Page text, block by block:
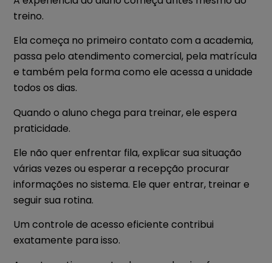
treino.
Ela começa no primeiro contato com a academia,
passa pelo atendimento comercial, pela matrícula
e também pela forma como ele acessa a unidade
todos os dias.
Quando o aluno chega para treinar, ele espera
praticidade.
Ele não quer enfrentar fila, explicar sua situação
várias vezes ou esperar a recepção procurar
informações no sistema. Ele quer entrar, treinar e
seguir sua rotina.
Um controle de acesso eficiente contribui
exatamente para isso.